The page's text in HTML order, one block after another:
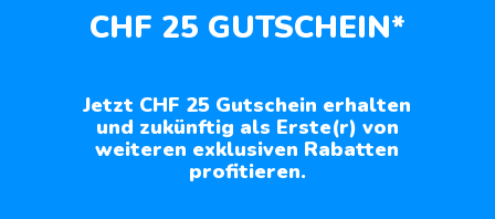
CHF 25 GUTSCHEIN*
Jetzt CHF 25 Gutschein erhalten
und zukünftig als Erste(r) von
weiteren exklusiven Rabatten
profitieren.